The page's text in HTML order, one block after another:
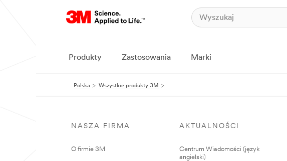
Produkty Zastosowania Marki
Polska Wszystkie produkty 3M
NASZA FIRMA
O firmie 3M
AKTUALNOŚCI
Centrum Wiadomości (język
angielski)